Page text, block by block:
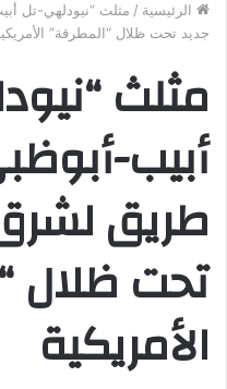
الرئيسية / مثلث “نيودلهي-تل
جديد تحت ظلال “المطرقة”
مثلث
أبيب-
طريق
تحت ظلال
الأمريكية